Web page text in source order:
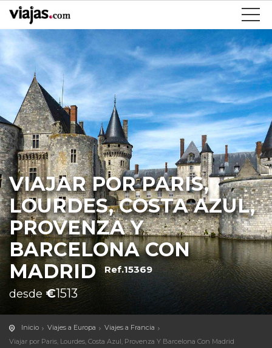
VIAJAR POR PARIS,
LOURDES, COSTA AZUL,
PROVENZA Y
BARCELONA CON
MADRID Ref.15369
desde €1513
Inicio Viajes a Europa
Viajes a Francia
Viajar por Paris, Lourdes, Costa Azul, Provenza Y Barcelona Con Madrid